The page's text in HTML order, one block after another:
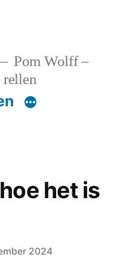
Pom Wolff –
het is
2024